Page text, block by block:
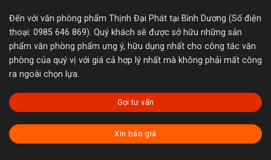
Đến với văn phòng phẩm Thịnh Đại Phát tại Bình Dương (Số điện
thoại: 0985 646 869). Quý khách sẽ được sở hữu những sản
phẩm văn phòng phẩm ưng ý, hữu dụng nhất cho công tác văn
phòng của quý vị với giá cả hợp lý nhất mà không phải mất công
ra ngoài chọn lựa.
Gọi tư vấn
Xin báo giá